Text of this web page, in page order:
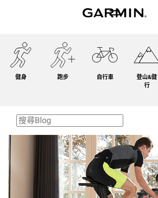
健身 跑步 自行車
登山&健
行